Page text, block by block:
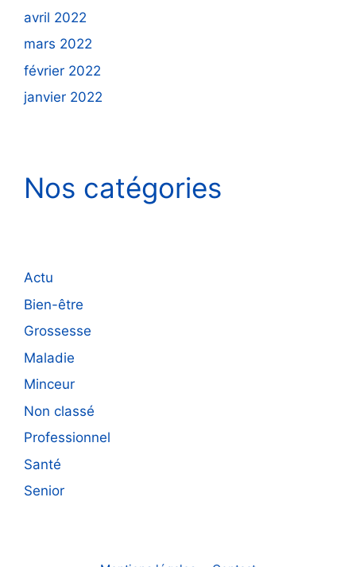
avril 2022
mars 2022
février 2022
janvier 2022
Nos catégories
Actu
Bien-être
Grossesse
Maladie
Minceur
Non classé
Professionnel
Santé
Senior